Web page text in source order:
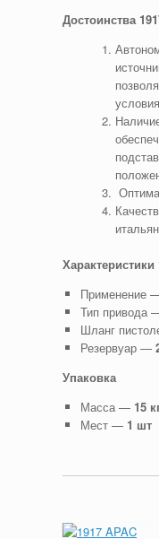
Достоинства
Характеристики
Применение
Тип привода
Шланг
Резервуар —
Упаковка
Масса — 15
Мест —1 шт